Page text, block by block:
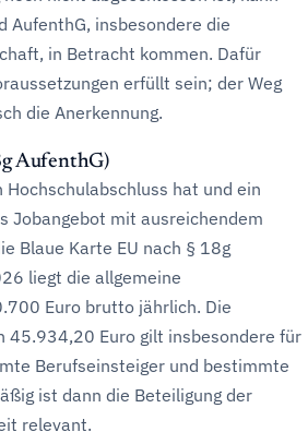
AufenthG, insbesondere die
in Betracht kommen. Dafür
erfüllt sein; der Weg
die Anerkennung.
AufenthG)
hat und ein
Jobangebot mit ausreichendem
Blaue Karte EU nach § 18g
liegt die allgemeine
Euro brutto jährlich. Die
45.934,20 Euro gilt insbesondere für
Berufseinsteiger und bestimmte
ist dann die Beteiligung der
relevant.